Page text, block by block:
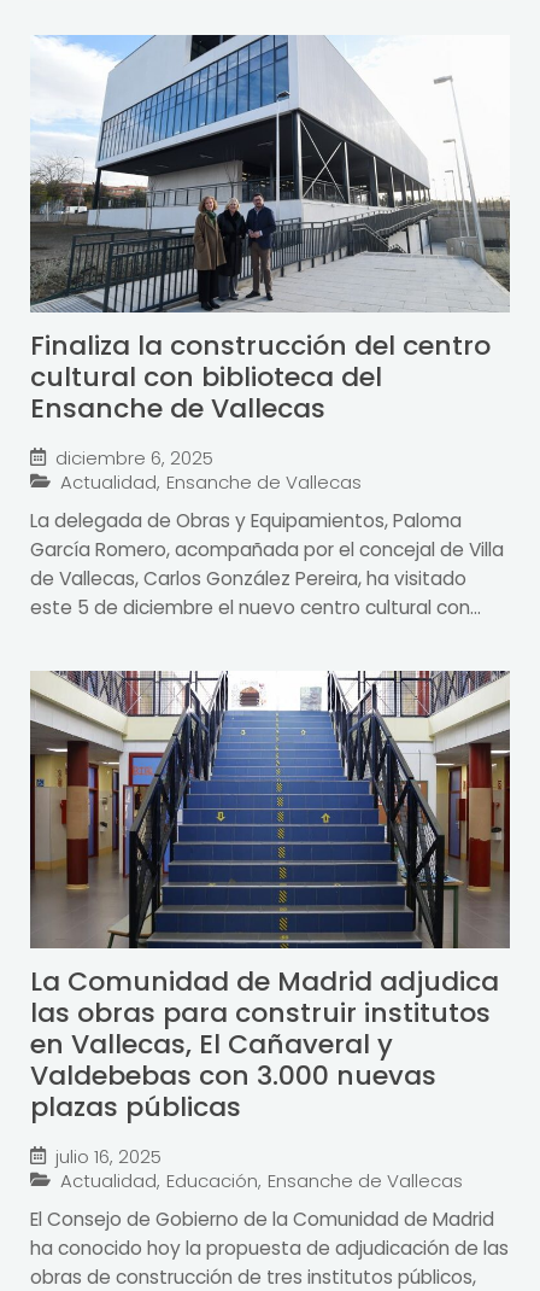
Finaliza la construcción del centro
cultural con biblioteca del
Ensanche de Vallecas
diciembre 6, 2025
Actualidad, Ensanche de Vallecas
La delegada de Obras y Equipamientos, Paloma
García Romero, acompañada por el concejal de Villa
de Vallecas, Carlos González Pereira, ha visitado
este 5 de diciembre el nuevo centro cultural con...
La Comunidad de Madrid adjudica
las obras para construir institutos
en Vallecas, El Cañaveral y
Valdebebas con 3.000 nuevas
plazas públicas
julio 16, 2025
Actualidad, Educación, Ensanche de Vallecas
El Consejo de Gobierno de la Comunidad de Madrid
ha conocido hoy la propuesta de adjudicación de las
obras de construcción de tres institutos públicos,